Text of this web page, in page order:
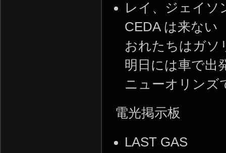
レイ、ジェイソ
CEDA は来ない
おれたちはガソ
明日には車で出
ニューオリンズ
電光掲示板
LAST GAS